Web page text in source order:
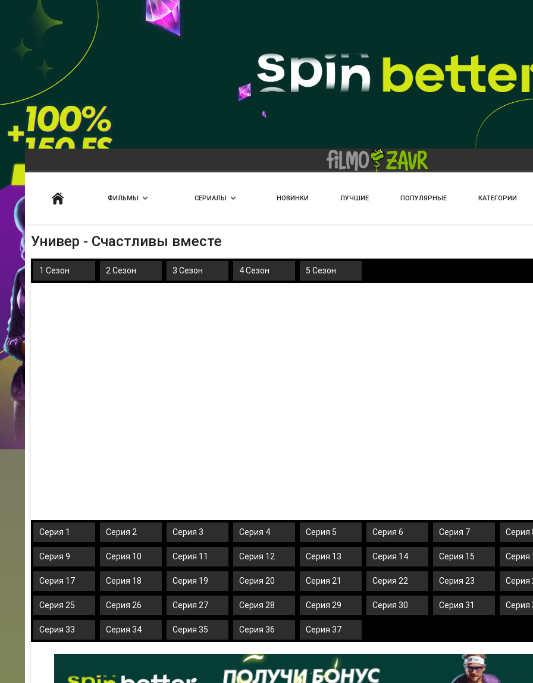
ФИЛЬМЫ СЕРИАЛЫ НОВИНКИ ЛУЧШИЕ ПОПУЛЯРНЫЕ КАТЕГОРИИ
Универ - Счастливы вместе
1 Сезон 2 Сезон 3 Сезон 4 Сезон 5 Сезон
Серия 1 Серия 2 Серия 3 Серия 4 Серия 5 Серия 6 Серия 7 Серия
Серия 9 Серия 10 Серия 11 Серия 12 Серия 13 Серия 14 Серия 15 Серия
Серия 17 Серия 18 Серия 19 Серия 20 Серия 21 Серия 22 Серия 23 Серия
Серия 25 Серия 26 Серия 27 Серия 28 Серия 29 Серия 30 Серия 31 Серия
Серия 33 Серия 34 Серия 35 Серия 36 Серия 37